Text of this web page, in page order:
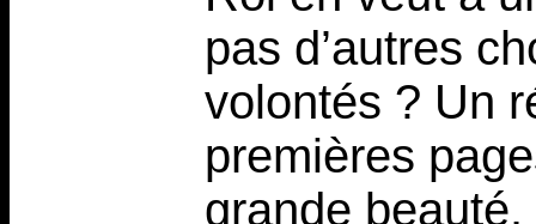
pas d’autres
volontés ? Un
premières
grande beauté.